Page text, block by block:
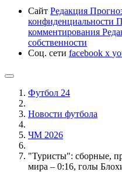
Сайт Редакция
конфиденциальности
комментирования
собственности
Соц. сети facebook x
Футбол 24
Новости футбола
ЧМ 2026
"Туристы": сборные,
мира – 0:16, голы